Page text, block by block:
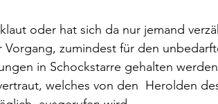
oder hat sich da nur jemand
Vorgang, zumindest für den
in Schockstarre gehalten
welches von den  Herolden